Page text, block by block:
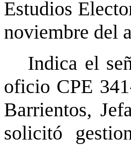
Estudios
noviembre del
Indica el
oficio CPE
Barrientos,
solicitó